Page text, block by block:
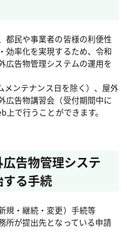
都民や事業者の皆様の利便性
効率化を実現するため、令和
広告物管理システムの運用を
ンテナンス日を除く）、屋外
広告物講習会（受付期間中に
で行うことができます。
告物管理システ
る手続
規・継続・変更）手続等
所が提出先となっている申請